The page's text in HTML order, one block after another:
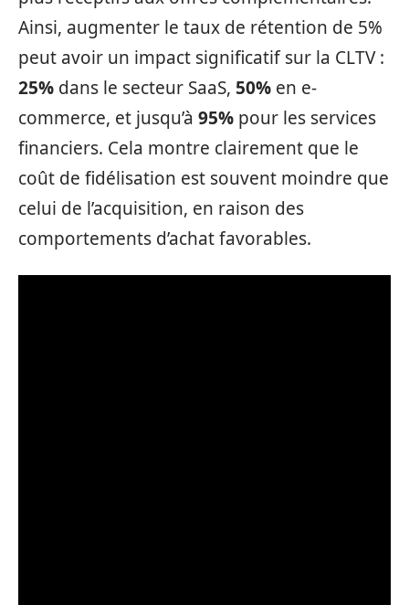
Ainsi, augmenter le taux de rétention de 5%
peut avoir un impact significatif sur la CLTV :
25% dans le secteur SaaS, 50% en e-
commerce, et jusqu’à 95% pour les services
financiers. Cela montre clairement que le
coût de fidélisation est souvent moindre que
celui de l’acquisition, en raison des
comportements d’achat favorables.